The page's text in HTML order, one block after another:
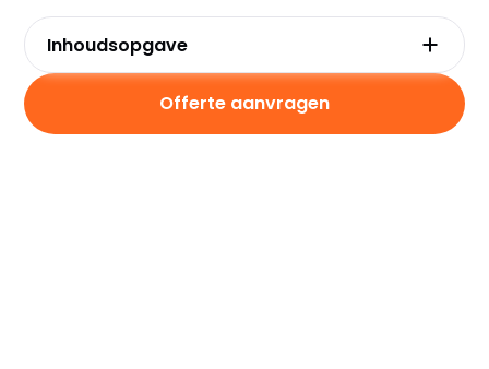
Inhoudsopgave
Waarom kiezen voor glasisolatie in Woerden?
Kosten en besparingen van glasisolatie
Subsidies voor glasisolatie in Woerden
Offerte aanvragen